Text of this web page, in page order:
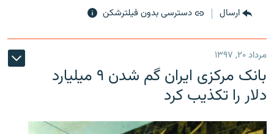
ارسال دسترسی بدون فیلترشکن
مرداد ۲۰, ۱۳۹۷
بانک مرکزی ایران گم شدن ۹ میلیارد
دلار را تکذیب کرد